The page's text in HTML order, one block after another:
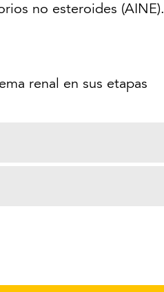
no esteroides (AINE).
renal en sus etapas